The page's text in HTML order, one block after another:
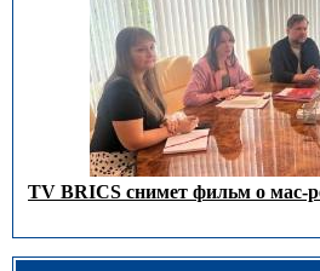
TV BRICS снимет фильм о мас-